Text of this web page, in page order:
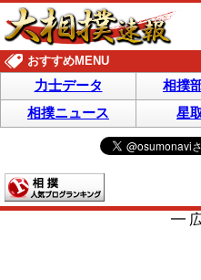
おすすめMENU
力士データ 相撲
相撲ニュース
星
━